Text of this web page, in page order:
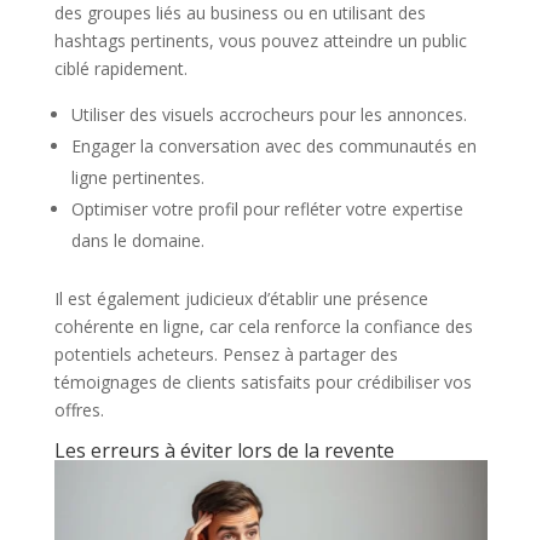
des groupes liés au business ou en utilisant des
hashtags pertinents, vous pouvez atteindre un public
ciblé rapidement.
Utiliser des visuels accrocheurs pour les annonces.
Engager la conversation avec des communautés en
ligne pertinentes.
Optimiser votre profil pour refléter votre expertise
dans le domaine.
Il est également judicieux d’établir une présence
cohérente en ligne, car cela renforce la confiance des
potentiels acheteurs. Pensez à partager des
témoignages de clients satisfaits pour crédibiliser vos
offres.
Les erreurs à éviter lors de la revente